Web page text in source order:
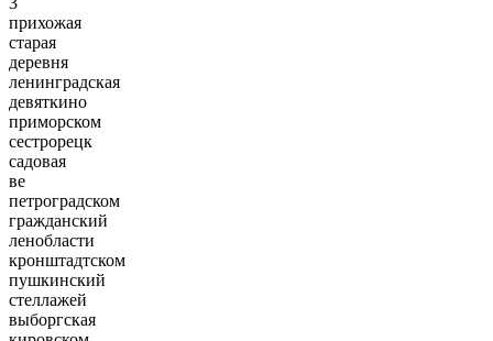
прихожая
старая
деревня
ленинградская
девяткино
приморском
сестрорецк
садовая
ве
петроградском
гражданский
ленобласти
кронштадтском
пушкинский
стеллажей
выборгская